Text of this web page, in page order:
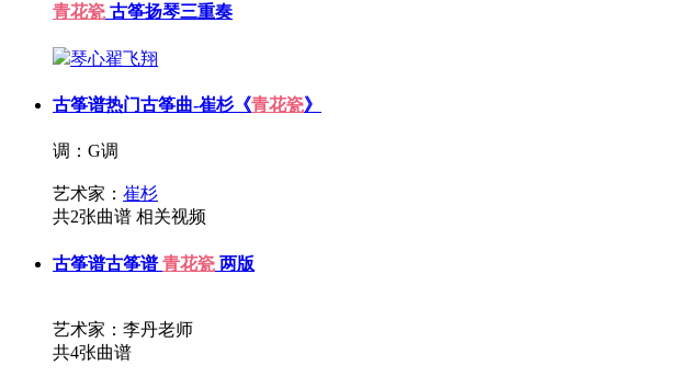
青花瓷 古筝扬琴三重奏
琴心翟飞翔
古筝谱热门古筝曲-崔杉《青花瓷》
调：G调
艺术家： 崔杉
共2张曲谱 相关视频
古筝谱古筝谱青花瓷 两版
艺术家：李丹老师
共4张曲谱